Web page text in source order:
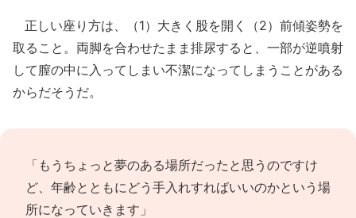
正しい座り方は、（1）大きく股を開く（2）前傾姿勢を
取ること。両脚を合わせたまま排尿すると、一部が逆噴射
して膣の中に入ってしまい不潔になってしまうことがある
からだそうだ。
「もうちょっと夢のある場所だったと思うのですけ
ど、年齢とともにどう手入れすればいいのかという場
所になっていきます」